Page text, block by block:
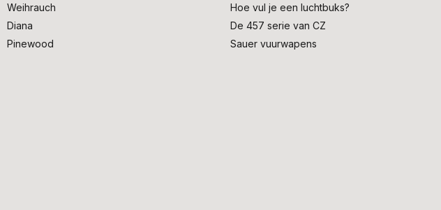
Weihrauch
Diana
Pinewood
Hoe vul je een luchtbuks?
De 457 serie van CZ
Sauer vuurwapens